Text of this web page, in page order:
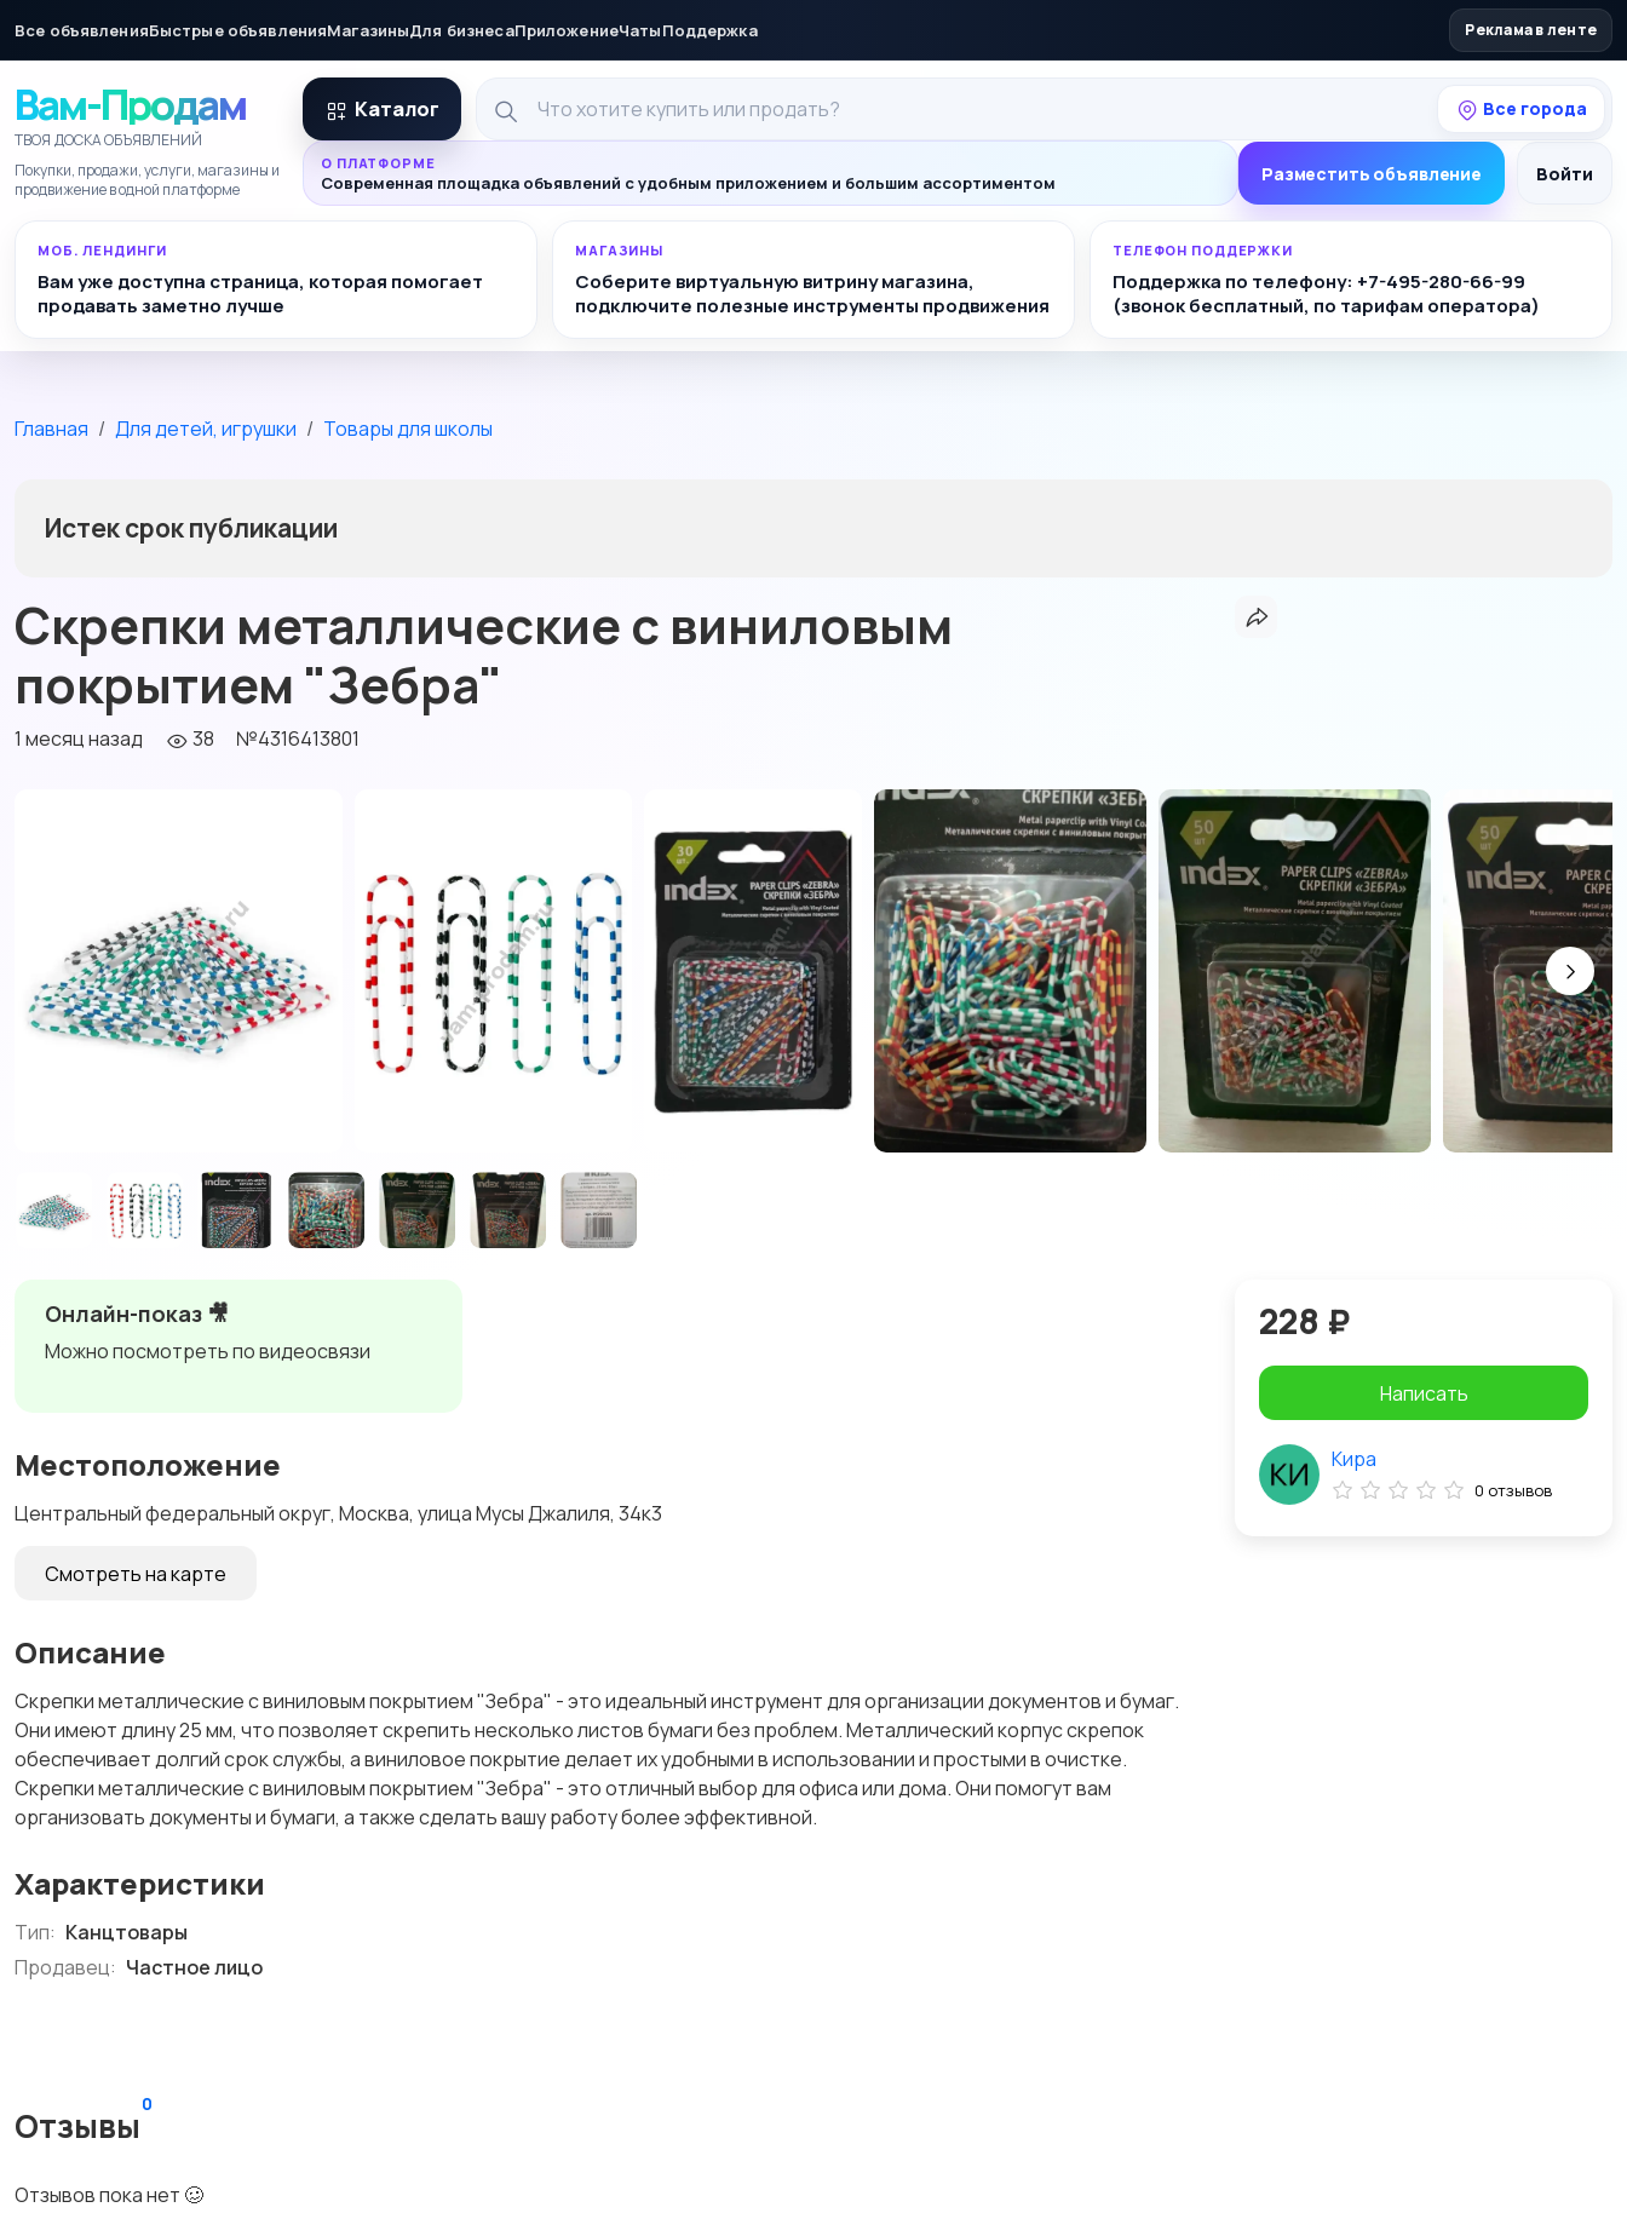
Все объявленияБыстрые объявленияМагазиныДля бизнесаПриложениеЧатыПоддержка Реклама в ленте
Вам-Продам
ТВОЯ ДОСКА ОБЪЯВЛЕНИЙ
Покупки, продажи, услуги, магазины и
продвижение в одной платформе
Каталог Все города
О ПЛАТФОРМЕ
Современная площадка объявлений с удобным приложением и большим ассортиментом Разместить объявление Войти
МОБ. ЛЕНДИНГИ
Вам уже доступна страница, которая помогает
продавать заметно лучше
МАГАЗИНЫ
Соберите виртуальную витрину магазина,
подключите полезные инструменты продвижения
ТЕЛЕФОН ПОДДЕРЖКИ
Поддержка по телефону: +7-495-280-66-99
(звонок бесплатный, по тарифам оператора)
Главная Для детей, игрушки Товары для школы
Истек срок публикации
Скрепки металлические с виниловым
покрытием "Зебра"
1 месяц назад 38 №4316413801
Онлайн-показ 🎥
Можно посмотреть по видеосвязи
Местоположение
Центральный федеральный округ, Москва, улица Мусы Джалиля, 34к3
Смотреть на карте
Описание
Скрепки металлические с виниловым покрытием "Зебра" - это идеальный инструмент для организации документов и бумаг.
Они имеют длину 25 мм, что позволяет скрепить несколько листов бумаги без проблем. Металлический корпус скрепок
обеспечивает долгий срок службы, а виниловое покрытие делает их удобными в использовании и простыми в очистке.
Скрепки металлические с виниловым покрытием "Зебра" - это отличный выбор для офиса или дома. Они помогут вам
организовать документы и бумаги, а также сделать вашу работу более эффективной.
Характеристики
Тип: Канцтовары
Продавец: Частное лицо
Отзывы
0
Отзывов пока нет 🥴
228 ₽
Написать
Кира
0 отзывов